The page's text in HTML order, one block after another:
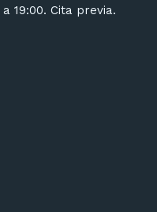
19:00. Cita previa.